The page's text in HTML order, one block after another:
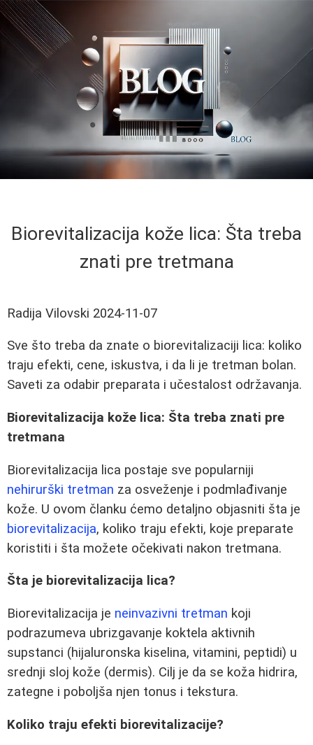
Biorevitalizacija kože lica: Šta treba
znati pre tretmana
Radija Vilovski 2024-11-07
Sve što treba da znate o biorevitalizaciji lica: koliko
traju efekti, cene, iskustva, i da li je tretman bolan.
Saveti za odabir preparata i učestalost održavanja.
Biorevitalizacija kože lica: Šta treba znati pre
tretmana
Biorevitalizacija lica postaje sve popularniji
nehirurški tretman za osveženje i podmlađivanje
kože. U ovom članku ćemo detaljno objasniti šta je
biorevitalizacija, koliko traju efekti, koje preparate
koristiti i šta možete očekivati nakon tretmana.
Šta je biorevitalizacija lica?
Biorevitalizacija je neinvazivni tretman koji
podrazumeva ubrizgavanje koktela aktivnih
supstanci (hijaluronska kiselina, vitamini, peptidi) u
srednji sloj kože (dermis). Cilj je da se koža hidrira,
zategne i poboljša njen tonus i tekstura.
Koliko traju efekti biorevitalizacije?